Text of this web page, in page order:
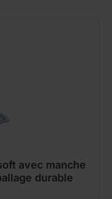
avec manche
durable